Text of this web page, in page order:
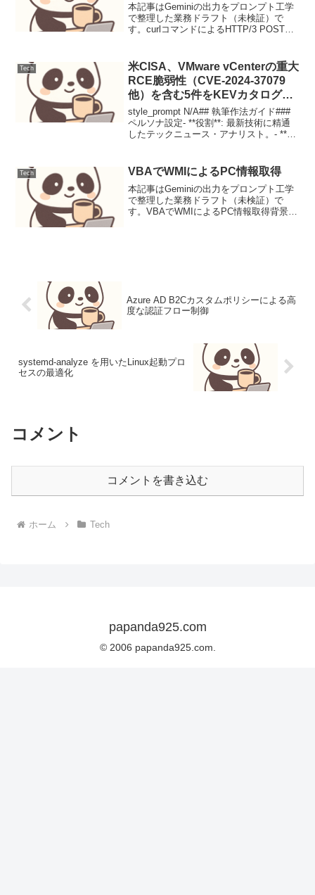
本記事はGeminiの出力をプロンプト工学
で整理した業務ドラフト（未検証）で
す。curlコマンドによるHTTP/3 POSTリ
HTTP/3でのPOSTリクエスト...
Tech
米CISA、VMware vCenterの重大
RCE脆弱性（CVE-2024-37079
他）を含む5件をKEVカタログに
追加：緊急パッチ適用必須
style_prompt N/A## 執筆作法ガイド###
ペルソナ設定- **役割**: 最新技術に精通
したテックニュース・アナリスト。- **文
るよう、具体性...
Tech VBAでWMIによるPC情報取得
本記事はGeminiの出力をプロンプト工学
で整理した業務ドラフト（未検証）で
す。VBAでWMIによるPC情報取得背景/
Azure AD B2Cカスタムポリシーによる高
度な認証フロー制御
systemd-analyze を用いたLinux起動プロ
セスの最適化
コメント
コメントを書き込む
ホーム Tech
papanda925.com
© 2006 papanda925.com.